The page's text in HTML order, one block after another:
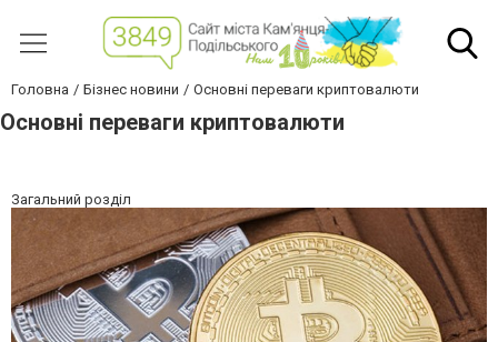
Головна Бізнес новини Основні переваги криптовалюти
Основні переваги криптовалюти
Загальний розділ